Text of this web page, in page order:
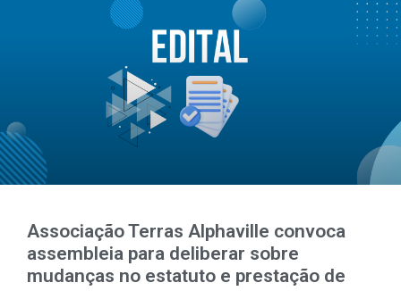
Associação Terras Alphaville convoca
assembleia para deliberar sobre
mudanças no estatuto e prestação de